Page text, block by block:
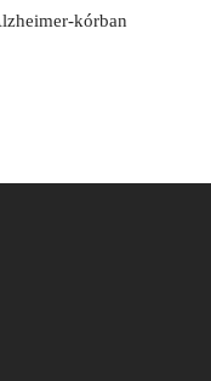
kórban